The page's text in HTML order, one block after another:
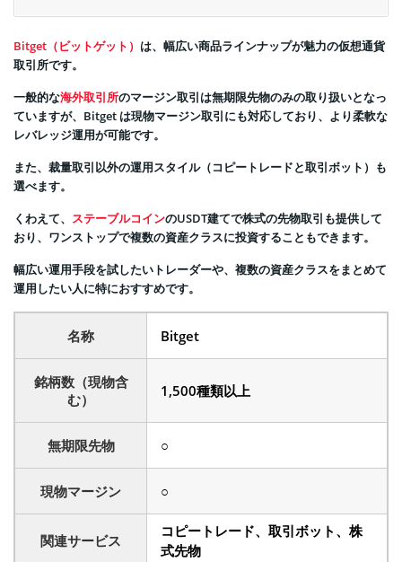
Bitget（ビットゲット） は、幅広い商品ラインナップが魅力の仮想通貨
取引所です。
一般的な海外取引所のマージン取引は無期限先物のみの取り扱いとなっ
ていますが、Bitget は現物マージン取引にも対応しており、より柔軟な
レバレッジ運用が可能です。
また、裁量取引以外の運用スタイル（コピートレードと取引ボット）も
選べます。
くわえて、 ステーブルコインのUSDT建てで株式の先物取引も提供して
おり、ワンストップで複数の資産クラスに投資することもできます。
幅広い運用手段を試したいトレーダーや、複数の資産クラスをまとめて
運用したい人に特におすすめです。
名称 Bitget
銘柄数（現物含
む）
1,500種類以上
無期限先物 ○
現物マージン ○
関連サービス
コピートレード、取引ボット、株
式先物